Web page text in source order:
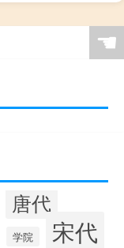
☚
唐代
学院 宋代